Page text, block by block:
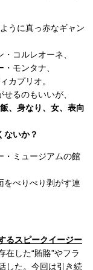
うに真っ赤なギャン
コルレオーネ、
モンタナ、
カプリオ。
るのもいいが、
、身なり、女、表向
ないか？
・ミュージアムの館
をぺりぺり剥がす連
るスピークイージー
在した“賄賂”やフラ
した。今回は引き続